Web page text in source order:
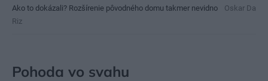
Ako to dokázali? Rozšírenie pôvodného domu takmer nevidno
Oskar Da
Riz
Pohoda vo svahu